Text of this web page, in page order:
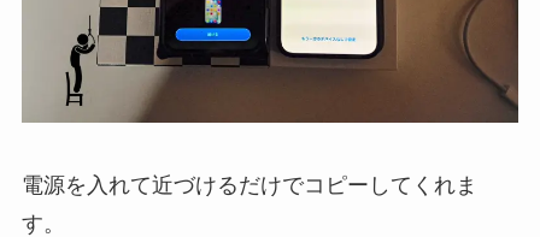
電源を入れて近づけるだけでコピーしてくれま
す。